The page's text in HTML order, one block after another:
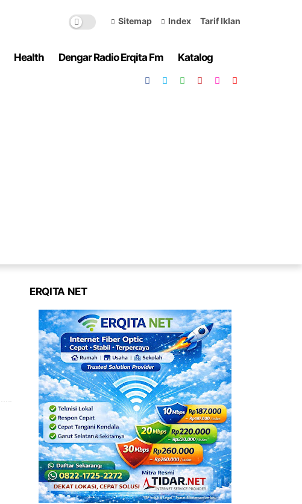
Sitemap Index Tarif Iklan
Health Dengar Radio Erqita Fm Katalog
ERQITA NET